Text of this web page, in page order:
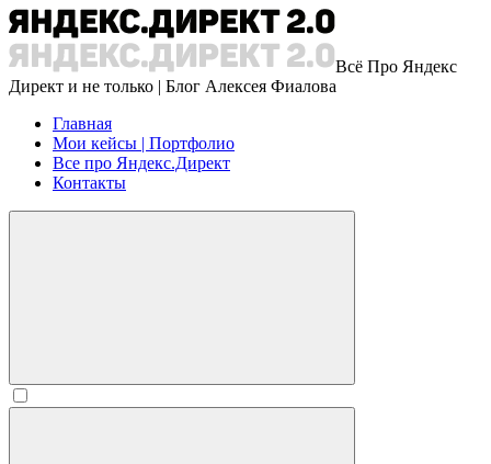
Всё Про Яндекс
Директ и не только | Блог Алексея Фиалова
Главная
Мои кейсы | Портфолио
Все про Яндекс.Директ
Контакты